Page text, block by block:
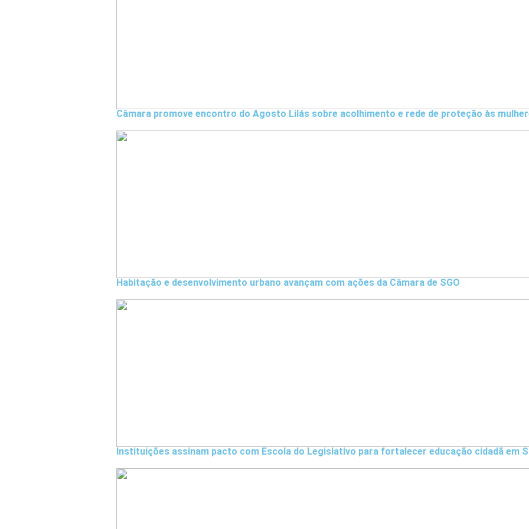
Câmara promove encontro do Agosto Lilás sobre acolhimento e rede de proteção às
Habitação e desenvolvimento urbano avançam com ações da Câmara de SGO
Instituições assinam pacto com Escola do Legislativo para fortalecer educação cidadã em